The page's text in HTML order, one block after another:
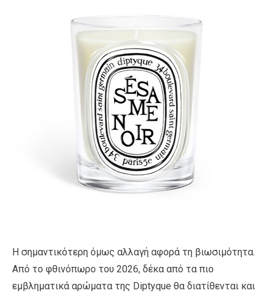
Η σημαντικότερη όμως αλλαγή αφορά τη βιωσιμότητα.
Από το φθινόπωρο του 2026, δέκα από τα πιο
εμβληματικά αρώματα της Diptyque θα διατίθενται και